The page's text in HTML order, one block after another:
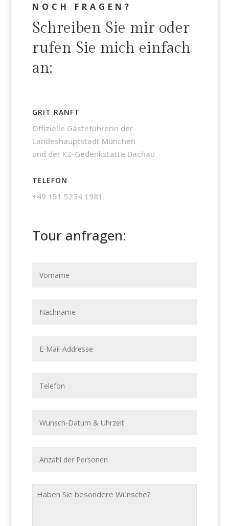
NOCH FRAGEN?
Schreiben Sie mir oder
rufen Sie mich einfach
an:
GRIT RANFT
Offizielle Gästeführerin der
Landeshauptstadt München
und der KZ-Gedenkstätte Dachau
TELEFON
+49 151 5254 1981
Tour anfragen:
Number